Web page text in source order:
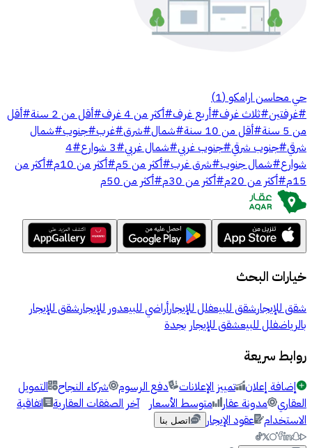
حي محاسن ارامكو(
1
)
#غرفتين#ثلاث غرف#أربع غرف#أكثر من 4 غرف #أقل من 2 سنة #أقل
من 5 سنة
#أقل من 10 سنة #شمال#شرق#غرب#جنوب#شمال
شرقي#جنوب شرقي#جنوب غربي#شمال غربي#3 شوارع #
4
شوارع#شمال جنوب#شرق غرب#أكثر من 5م #أكثر من 10م #أكثر من
15م #أكثر من 20م #أكثر من 30م #أكثر من 50م
خيارات البحث
شقق للإيجارشقق للبيعفلل للإيجارأراضي للبيعدور للإيجارشقق للإيجار
بالرياضفلل للبيعشقق للإيجار بجدة
روابط سريعة
إضافة إعلان تمييز الإعلانات دفع الرسوم شركاء النجاح التمويل
العقاري مدونة عقار متوسط الأسعار آخر الصفقات العقارية اتفاقية
الاستخدام عقود الإيجار اتصل بنا